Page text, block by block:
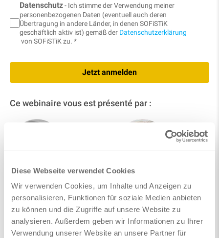
Diese Webseite verwendet Cookies
Wir verwenden Cookies, um Inhalte und Anzeigen zu
personalisieren, Funktionen für soziale Medien anbieten
zu können und die Zugriffe auf unsere Website zu
analysieren. Außerdem geben wir Informationen zu Ihrer
Verwendung unserer Website an unsere Partner für
Datenschutz- Ich stimme der Verwendung meiner
personenbezogenen Daten (eventuell auch deren
Übertragung in andere Länder, in denen SOFiSTiK
geschäftlich aktiv ist) gemäß der Datenschutzerklärung
von SOFiSTiK zu. *
Jetzt anmelden
Ce webinaire vous est présenté par :
Frank Weber
Vertrieb & Beratung
Florian Hemetsberger
Application Engineer